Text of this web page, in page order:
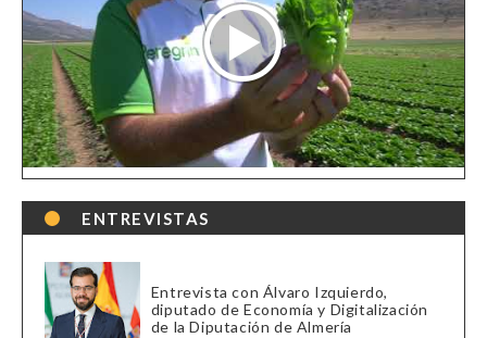
ENTREVISTAS
Entrevista con Álvaro Izquierdo,
diputado de Economía y Digitalización
de la Diputación de Almería